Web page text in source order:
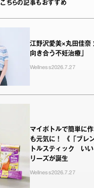
こちらの記事もおすすめ
江野沢愛美×丸田佳奈
向き合う不妊治療」
Wellness2026.7.27
マイボトルで簡単に
も元気に！ 《「ブレ
トルスティック い
リーズが誕生
Wellness2026.7.27